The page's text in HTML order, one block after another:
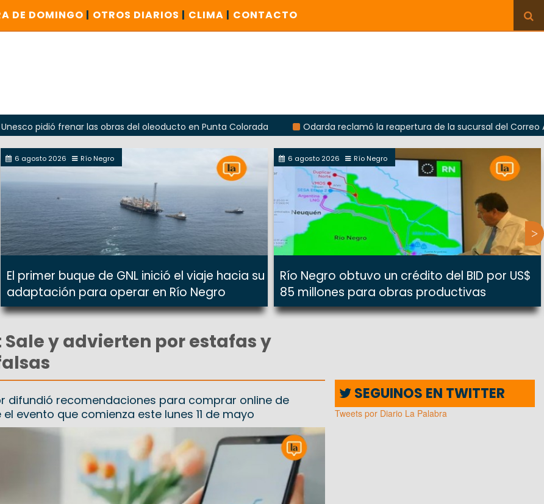
DE DOMINGO | OTROS DIARIOS | CLIMA | CONTACTO
frenar las obras del oleoducto en Punta Colorada
Odarda reclamó la reapertura de la sucursal del Correo Argentino
6 agosto 2026 Río Negro
El primer buque de GNL inició el viaje hacia su
adaptación para operar en Río Negro
6 agosto 2026 Río Negro
Río Negro obtuvo un crédito del BID por US$
85 millones para obras productivas
y advierten por estafas y
difundió recomendaciones para comprar online de
evento que comienza este lunes 11 de mayo
SEGUINOS EN TWITTER
Tweets por Diario La Palabra